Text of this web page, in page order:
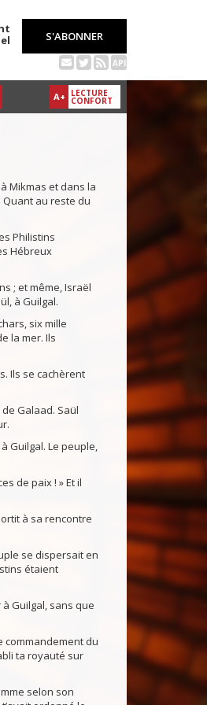
S'ABONNER
API
A+ LECTURE
CONFORT
Mikmas et dans la
Quant au reste du
Philistins
Hébreux
; et même, Israël
à Guilgal.
six mille
la mer. Ils
Ils se cachèrent
Galaad. Saül
Guilgal. Le peuple,
de paix ! » Et il
à sa rencontre
se dispersait en
étaient
Guilgal, sans que
commandement du
ta royauté sur
selon son